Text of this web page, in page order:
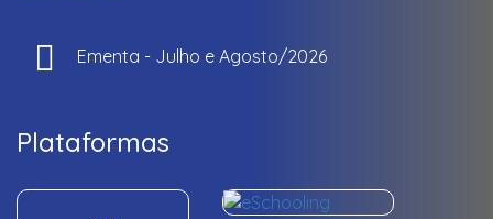
Ementa - Julho e Agosto/2026
Plataformas